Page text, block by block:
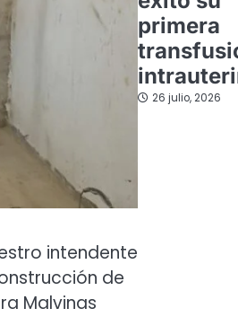
intendente
de
Malvinas
primera
26 julio, 2026